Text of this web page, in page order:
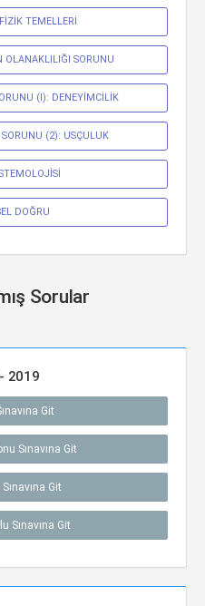
TEMELLERİ
OLANAKLILIĞI SORUNU
(I): DENEYİMCİLİK
(2): USÇULUK
DOĞRU
Sorular
2019
Git
Sınavına Git
Git
Sınavına Git